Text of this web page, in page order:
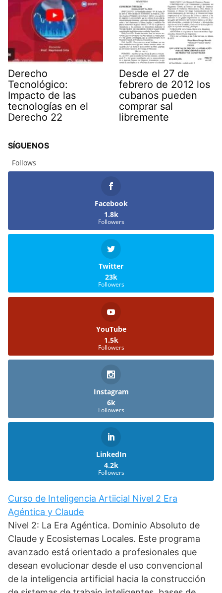
Derecho
Tecnológico:
Impacto de las
tecnologías en el
Derecho 22
Desde el 27 de
febrero de 2012 los
cubanos pueden
comprar sal
libremente
SÍGUENOS
Follows
Facebook
1.8k
Followers
Twitter
23k
Followers
YouTube
1.5k
Followers
Instagram
6k
Followers
LinkedIn
4.2k
Followers
Curso de Inteligencia Artiicial Nivel 2 Era
Agéntica y Claude
Nivel 2: La Era Agéntica. Dominio Absoluto de
Claude y Ecosistemas Locales. Este programa
avanzado está orientado a profesionales que
desean evolucionar desde el uso convencional
de la inteligencia artificial hacia la construcción